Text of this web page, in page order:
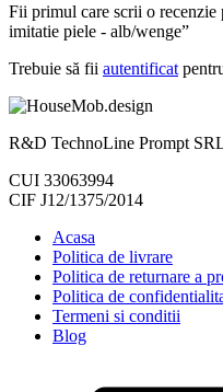
Fii primul care scrii o
imitatie piele - alb/wenge”
Trebuie să fii autentificat
R&D TechnoLine Prompt
CUI 33063994
CIF J12/1375/2014
Acasa
Politica de livrare
Politica de returnare a
Politica de
Termeni si conditii
Blog